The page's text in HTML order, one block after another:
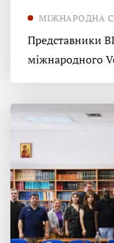
МІЖНАРОДНА
Представники
міжнародного